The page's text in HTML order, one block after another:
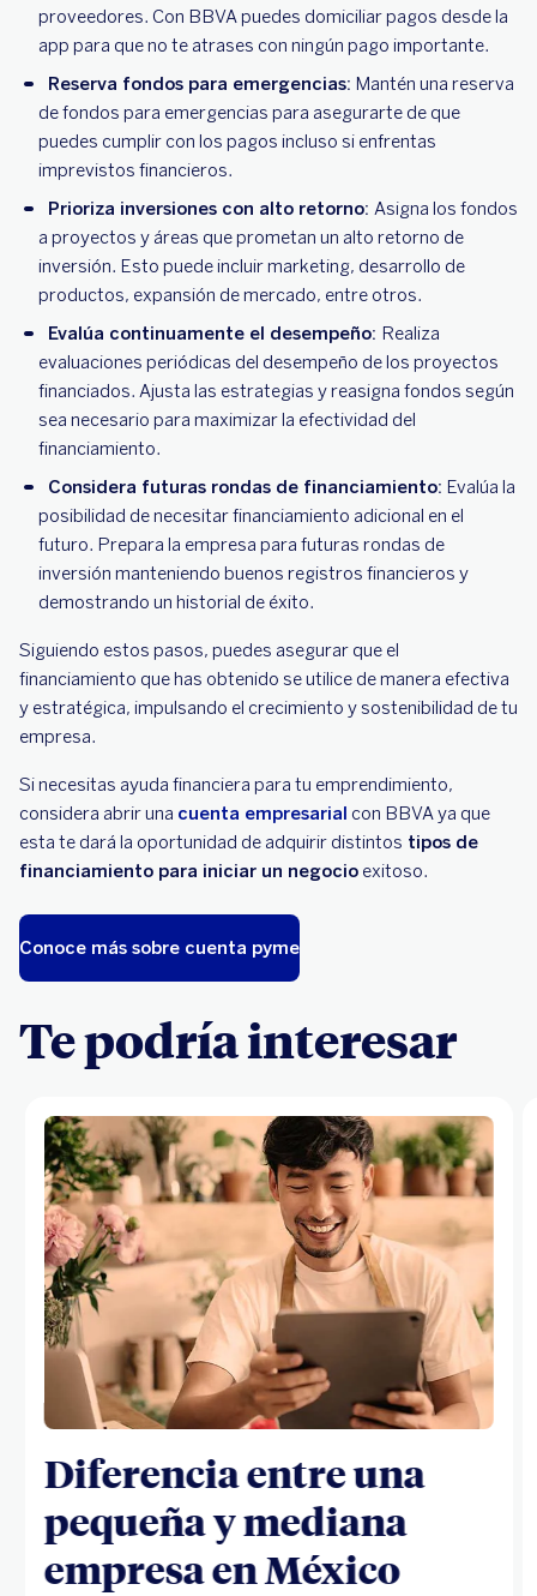
proveedores. Con BBVA puedes domiciliar pagos desde la
app para que no te atrases con ningún pago importante.
Reserva fondos para emergencias: Mantén una reserva
de fondos para emergencias para asegurarte de que
puedes cumplir con los pagos incluso si enfrentas
imprevistos financieros.
Prioriza inversiones con alto retorno: Asigna los fondos
a proyectos y áreas que prometan un alto retorno de
inversión. Esto puede incluir marketing, desarrollo de
productos, expansión de mercado, entre otros.
Evalúa continuamente el desempeño: Realiza
evaluaciones periódicas del desempeño de los proyectos
financiados. Ajusta las estrategias y reasigna fondos según
sea necesario para maximizar la efectividad del
financiamiento.
Considera futuras rondas de financiamiento: Evalúa la
posibilidad de necesitar financiamiento adicional en el
futuro. Prepara la empresa para futuras rondas de
inversión manteniendo buenos registros financieros y
demostrando un historial de éxito.
Siguiendo estos pasos, puedes asegurar que el
financiamiento que has obtenido se utilice de manera efectiva
y estratégica, impulsando el crecimiento y sostenibilidad de tu
empresa.
Si necesitas ayuda financiera para tu emprendimiento,
considera abrir una cuenta empresarial con BBVA ya que
esta te dará la oportunidad de adquirir distintos tipos de
financiamiento para iniciar un negocio exitoso.
Conoce más sobre cuenta pyme
Te podría interesar
Diferencia entre una
pequeña y mediana
empresa en México